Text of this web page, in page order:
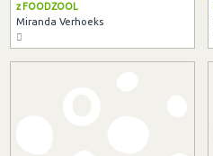
z FOODZOOL
Miranda Verhoeks